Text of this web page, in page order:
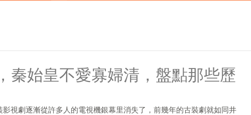
秦始皇不愛寡婦清，盤點那些歷
視劇逐漸從許多人的電視機銀幕里消失了，前幾年的古裝劇就如同井